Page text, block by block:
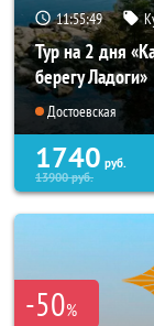
11:55:48
Тур на 2 дня
берегу Ладоги»
Достоевская
1740 руб.
13900руб.
-50%